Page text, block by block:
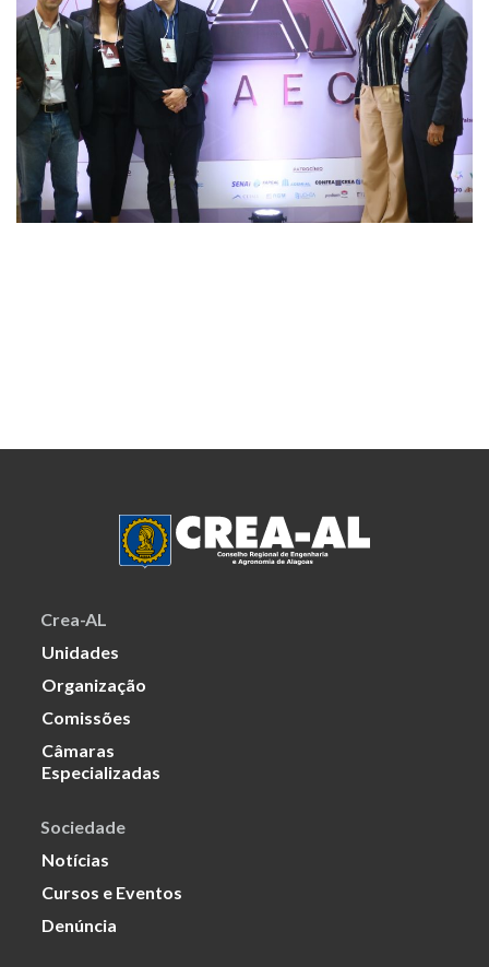
Crea-AL
Unidades
Organização
Comissões
Câmaras
Especializadas
Sociedade
Notícias
Cursos e Eventos
Denúncia